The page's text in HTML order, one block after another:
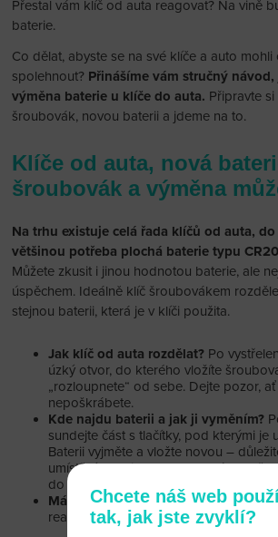
Přestal vám klíč od auta reagovat? Na vině
baterie.
Co dělat, abyste se na své klíče a auto mohli
spolehnout? Přinášíme vám stručný
výměna baterie u klíče do auta. Připravte
šroubovák, novou baterii a jdeme na to.
Klíče od auta, nová
šroubovák a výměna
Na trhu existuje celá řada klíčů od auta,
většinou potřeba plochá baterie typu
Můžete zkusit i jinou hodnotou baterie, ale
úspěchem. Ideálně klíč šroubovákem
stejnou baterii, která je v klíči použita.
Jak klíč od auta rozdělat? Po
úzký otvor, do kterého vložíte
„rozloupnete“ od sebe. Dejte pozor,
nepoškrábete.
Kde najdu baterii a jak ji vyměním?
sundejte část s tlačítky, pod kterými je
Baterii vyjměte a vložte novou –
umístění baterie, tedy + a -. Následně
do původní podoby a plastový obal
Mám hotovo!V tom případě
reaguje.
Chcete náš web
tak, jak jste zvyklí?